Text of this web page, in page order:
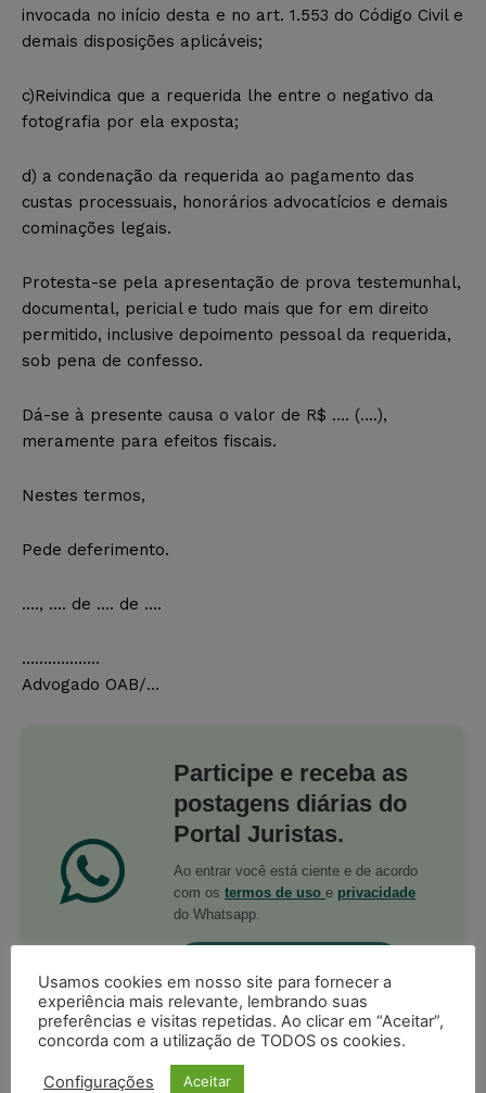
invocada no início desta e no art. 1.553 do Código Civil e
demais disposições aplicáveis;
c)Reivindica que a requerida lhe entre o negativo da
fotografia por ela exposta;
d) a condenação da requerida ao pagamento das
custas processuais, honorários advocatícios e demais
cominações legais.
Protesta-se pela apresentação de prova testemunhal,
documental, pericial e tudo mais que for em direito
permitido, inclusive depoimento pessoal da requerida,
sob pena de confesso.
Dá-se à presente causa o valor de R$ …. (….),
meramente para efeitos fiscais.
Nestes termos,
Pede deferimento.
…., …. de …. de ….
………………
Advogado OAB/…
Participe e receba as
postagens diárias do
Portal Juristas.
Ao entrar você está ciente e de acordo
com os termos de uso e privacidade
do Whatsapp.
Usamos cookies em nosso site para fornecer a
experiência mais relevante, lembrando suas
preferências e visitas repetidas. Ao clicar em “Aceitar”,
concorda com a utilização de TODOS os cookies.
Configurações Aceitar